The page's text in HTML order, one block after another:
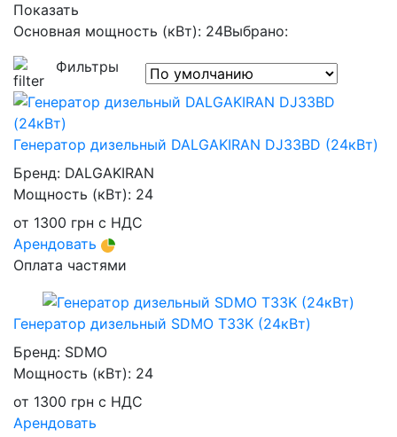
Показать
Основная мощность (кВт): 24Выбрано:
Фильтры
Генератор дизельный DALGAKIRAN DJ33BD (24кВт)
Бренд: DALGAKIRAN
Мощность (кВт): 24
от 1300 грн с НДС
Арендовать
Оплата частями
Генератор дизельный SDMO T33K (24кВт)
Бренд: SDMO
Мощность (кВт): 24
от 1300 грн с НДС
Арендовать